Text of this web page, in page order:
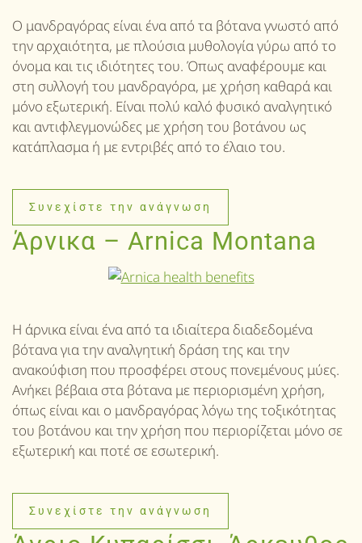
Ο μανδραγόρας είναι ένα από τα βότανα γνωστό από
την αρχαιότητα, με πλούσια μυθολογία γύρω από το
όνομα και τις ιδιότητες του. Όπως αναφέρουμε και
στη συλλογή του μανδραγόρα, με χρήση καθαρά και
μόνο εξωτερική. Είναι πολύ καλό φυσικό αναλγητικό
και αντιφλεγμονώδες με χρήση του βοτάνου ως
κατάπλασμα ή με εντριβές από το έλαιο του.
Συνεχίστε την ανάγνωση
Άρνικα – Arnica Montana
Η άρνικα είναι ένα από τα ιδιαίτερα διαδεδομένα
βότανα για την αναλγητική δράση της και την
ανακούφιση που προσφέρει στους πονεμένους μύες.
Ανήκει βέβαια στα βότανα με περιορισμένη χρήση,
όπως είναι και ο μανδραγόρας λόγω της τοξικότητας
του βοτάνου και την χρήση που περιορίζεται μόνο σε
εξωτερική και ποτέ σε εσωτερική.
Συνεχίστε την ανάγνωση